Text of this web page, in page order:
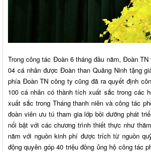
Trong công tác Đoàn 6 tháng đầu năm, Đoàn
04 cá nhân được Đoàn than Quảng Ninh tặng
phía Đoàn TN công ty cũng đã ra quyết định
100 cá nhân có thành tích xuất sắc trong các
xuất sắc trong Tháng thanh niên và công tác
đoàn viên ưu tú tham gia lớp bồi dưỡng phát
nổi bật với các chương trình thiết thực như
năm với nguồn kinh phí được trích từ nguồn
động quyên góp 40 triệu đồng ủng hộ công tác